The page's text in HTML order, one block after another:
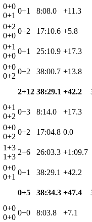
0+0
0+1
0+1 8:08.0 +11.3
0+2
0+0
0+2 17:10.6 +5.8
0+1
0+0
0+1 25:10.9 +17.3
0+0
0+2
0+2 38:00.7 +13.8
2+12 38:29.1 +42.2
0+1
0+2
0+3 8:14.0 +17.3
0+0
0+2
0+2 17:04.8 0.0
1+3
1+3
2+6 26:03.3 +1:09.7
0+0
0+1
0+1 38:29.1 +42.2
0+5 38:34.3 +47.4
0+0
0+0
0+0 8:03.8 +7.1